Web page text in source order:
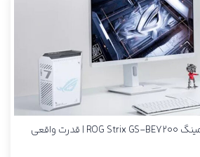
بررسی تخصصی روتر گیمینگ ROG Strix GS-BE7200 | قدرت واقعی